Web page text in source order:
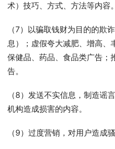
术）技巧、方式、方法等内容。
（7）以骗取钱财为目的的欺
息）；虚假夸大减肥、增高、
保健品、药品、食品类广告；
告。
（8）发送不实信息，制造谣
机构造成损害的内容。
（9）过度营销，对用户造成